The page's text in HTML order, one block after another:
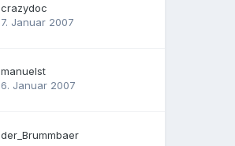
crazydoc
7. Januar 2007
manuelst
6. Januar 2007
der_Brummbaer